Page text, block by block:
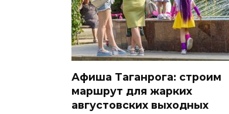
Афиша Таганрога: строим
маршрут для жарких
августовских выходных